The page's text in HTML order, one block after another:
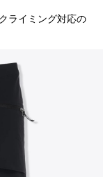
ライミング対応の